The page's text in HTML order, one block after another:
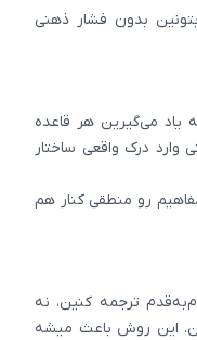
بدون فشار ذهنی
یاد می‌گیرین هر قاعده
وارد درک واقعی ساختار
رو منطقی کنار هم
ترجمه کنین، نه
این روش باعث میشه